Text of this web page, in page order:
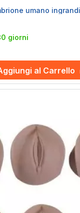
umano
giorni
al Carrello